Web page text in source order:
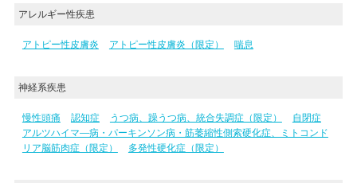
アレルギー性疾患
アトピー性皮膚炎 アトピー性皮膚炎（限定） 喘息
神経系疾患
慢性頭痛 認知症 うつ病、躁うつ病、統合失調症（限定）
自閉症
アルツハイマ―病・パーキンソン病・筋萎縮性側索硬化症、ミトコンド
リア脳筋肉症（限定）
多発性硬化症（限定）